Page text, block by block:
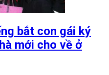
bắt con gái ký
mới cho về ở